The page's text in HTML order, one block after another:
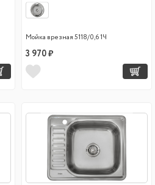
Мойка врезная 5118/0,6 1Ч
3 970 ₽